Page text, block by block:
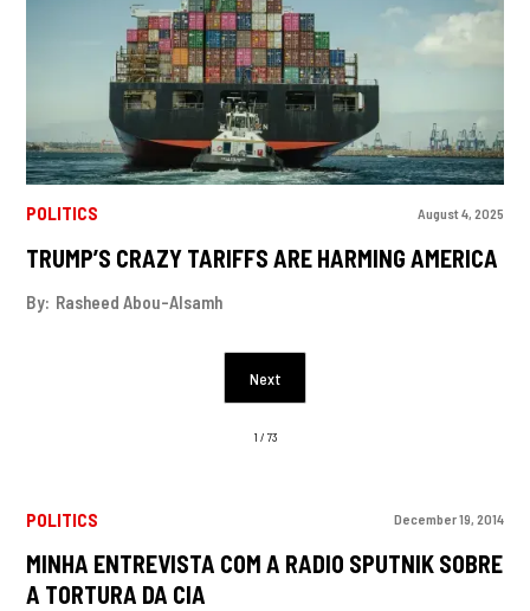
POLITICS August 4, 2025
TRUMP’S CRAZY TARIFFS ARE HARMING AMERICA
By: Rasheed Abou-Alsamh
Next
1 / 73
POLITICS December 19, 2014
MINHA ENTREVISTA COM A RADIO SPUTNIK SOBRE
A TORTURA DA CIA